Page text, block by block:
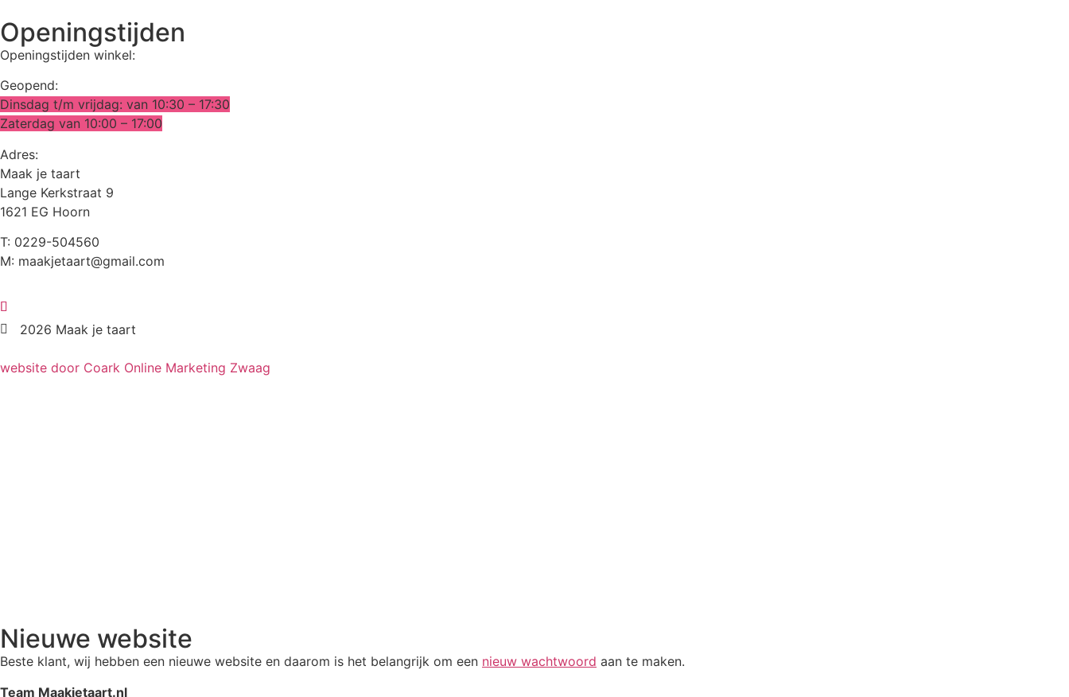
Openingstijden
Openingstijden winkel:
Geopend:
Dinsdag t/m vrijdag: van 10:30 – 17:30
Zaterdag van 10:00 – 17:00
Adres:
Maak je taart
Lange Kerkstraat 9
1621 EG Hoorn
T: 0229-504560
M: maakjetaart@gmail.com
2026 Maak je taart
website door Coark Online Marketing Zwaag
Nieuwe website
Beste klant, wij hebben een nieuwe website en daarom is het belangrijk om een nieuw wachtwoord aan te maken.
Team Maakjetaart.nl